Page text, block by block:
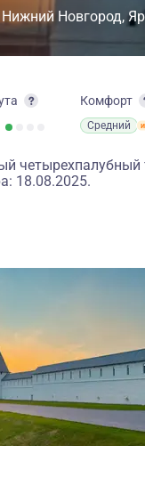
Нижний Новгород
Комфорт
Средний
четырехпалубный
18.08.2025.